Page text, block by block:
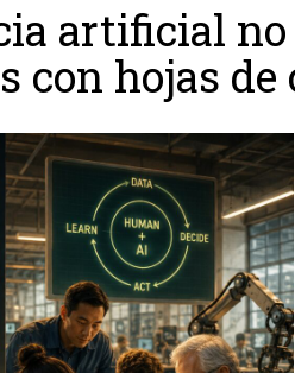
artificial no
con hojas de